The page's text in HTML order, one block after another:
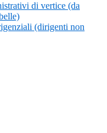
di vertice (da
(dirigenti non